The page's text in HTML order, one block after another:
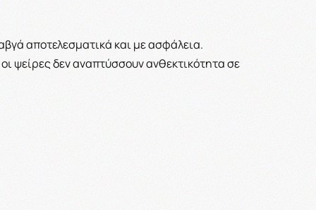
αποτελεσματικά και με ασφάλεια.
ψείρες δεν αναπτύσσουν ανθεκτικότητα σε